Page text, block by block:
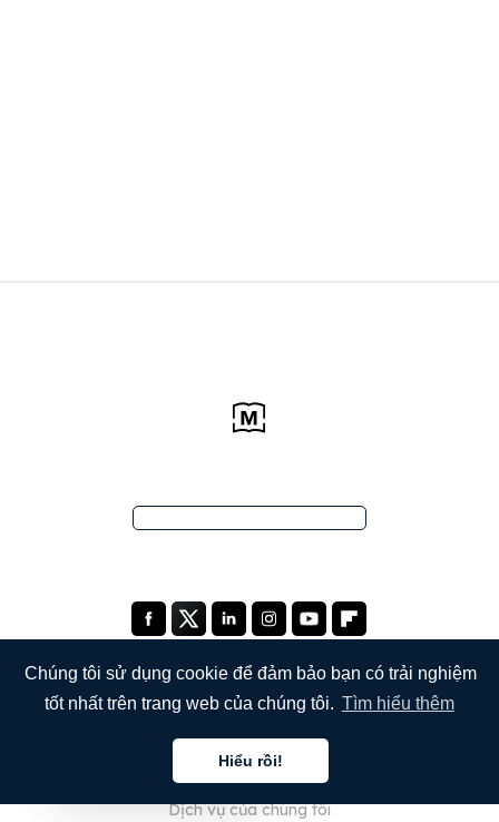
Chúng tôi sử dụng cookie để đảm bảo bạn có trải nghiệm
tốt nhất trên trang web của chúng tôi. Tìm hiểu thêm
Hiểu rồi!
Giới thiệu về chúng tôi
Dịch vụ của chúng tôi
Tiếng việt